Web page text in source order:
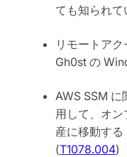
ても知られて
リモートア
Gh0st の
AWS SSM
用して、オ
産に移動す
(T1078.004)